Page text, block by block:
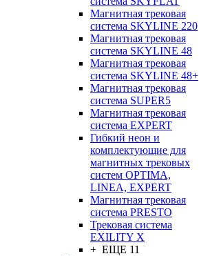
Магнитная трековая
система SKYLINE 220
Магнитная трековая
система SKYLINE 48
Магнитная трековая
система SKYLINE 48+
Магнитная трековая
система SUPER5
Магнитная трековая
система EXPERT
Гибкий неон и
комплектующие для
магнитных трековых
систем OPTIMA,
LINEA, EXPERT
Магнитная трековая
система PRESTO
Трековая система
EXILITY X
+ ЕЩЕ 11